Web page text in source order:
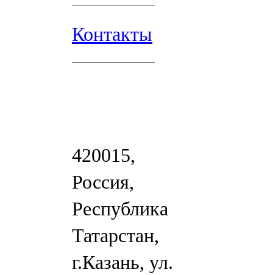
Контакты
420015,
Россия,
Республика
Татарстан,
г.Казань, ул.